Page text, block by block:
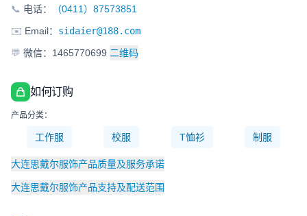
📞 电话：
（0411）87573851
✉️ Email： sidaier@188.com
💬 微信：1465770699 二维码
如何订购
产品分类：
工作服 校服 T恤衫 制服
大连思戴尔服饰产品质量及服务承诺
大连思戴尔服饰产品支持及配送范围